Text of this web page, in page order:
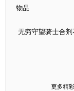
物品
无穷守望骑士合剂
更多精彩